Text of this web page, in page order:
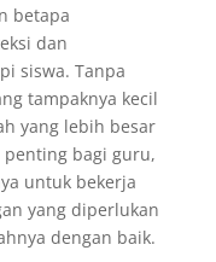
betapa
dan
siswa. Tanpa
tampaknya kecil
yang lebih besar
bagi guru,
untuk bekerja
yang diperlukan
dengan baik.